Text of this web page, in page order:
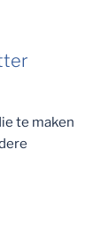
te maken